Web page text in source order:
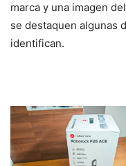
marca y una imagen
se destaquen algunas
identifican.